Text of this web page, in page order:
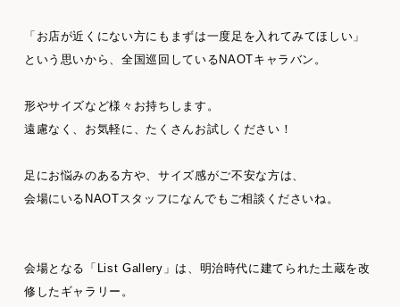
「お店が近くにない方にもまずは一度足を入れてみてほしい」
という思いから、全国巡回しているNAOTキャラバン。
形やサイズなど様々お持ちします。
遠慮なく、お気軽に、たくさんお試しください！
足にお悩みのある方や、サイズ感がご不安な方は、
会場にいるNAOTスタッフになんでもご相談くださいね。
会場となる「List Gallery」は、明治時代に建てられた土蔵を改
修したギャラリー。